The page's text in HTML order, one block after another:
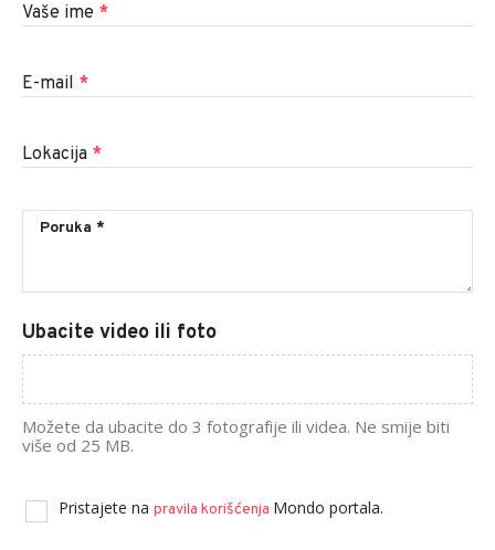
Vaše ime *
E-mail *
Lokacija *
Ubacite video ili foto
Možete da ubacite do 3 fotografije ili videa. Ne smije biti
više od 25 MB.
Pristajete na pravila korišćenja Mondo portala.